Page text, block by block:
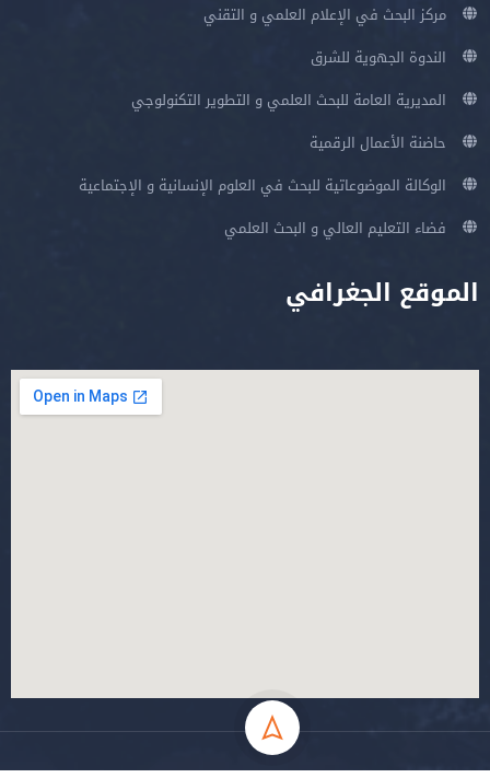
مركز البحث في الإعلام العلمي و التقني
الندوة الجهوية للشرق
المديرية العامة للبحث العلمي و التطوير التكنولوجي
حاضنة الأعمال الرقمية
الوكالة الموضوعاتية للبحث في العلوم الإنسانية و الإجتماعية
فضاء التعليم العالي و البحث العلمي
الموقع الجغرافي